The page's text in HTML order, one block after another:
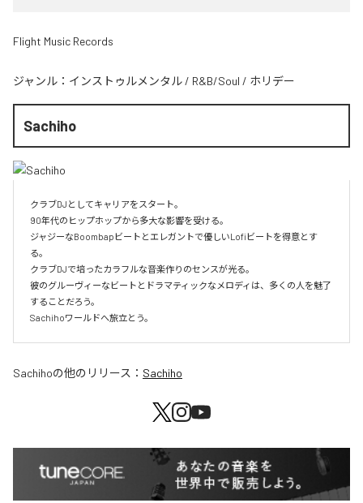
Flight Music Records
ジャンル： インストゥルメンタル / R&B/Soul / ホリデー
Sachiho
クラブDJとしてキャリアをスタート。
90年代のヒップホップから多大な影響を受ける。
ジャジーなBoombapビートとエレガントで優しいLofiビートを得意とす
る。
クラブDJで培ったカラフルな音楽作りのセンスが光る。
彼のグルーヴィーなビートとドラマティックなメロディは、多くの人を魅了
することだろう。
Sachihoワールドへ旅立とう。
Sachihoの他のリリース： Sachiho